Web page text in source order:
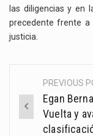
las diligencias y en
precedente frente a
justicia.
Post
navigation
PREVIOUS
Egan
Vuelta y